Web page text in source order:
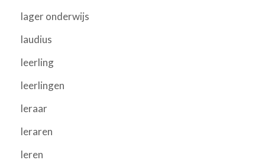
lager onderwijs
laudius
leerling
leerlingen
leraar
leraren
leren